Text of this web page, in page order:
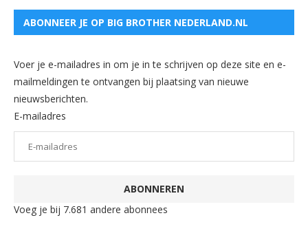
ABONNEER JE OP BIG BROTHER NEDERLAND.NL
Voer je e-mailadres in om je in te schrijven op deze site en e-
mailmeldingen te ontvangen bij plaatsing van nieuwe
nieuwsberichten.
E-mailadres
ABONNEREN
Voeg je bij 7.681 andere abonnees